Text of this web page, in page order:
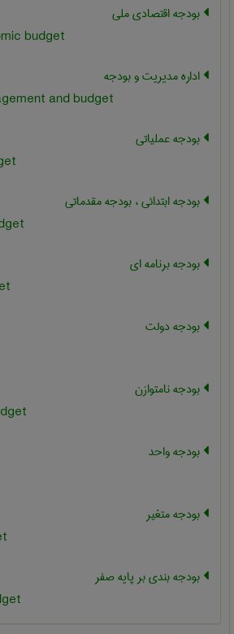
بودجه اقتصادی ملی
budget
اداره مدیریت و بودجه
and budget
بودجه عملیاتی
بودجه ابتدائی ، بودجه مقدماتی
بودجه برنامه ای
بودجه دولت
بودجه نامتوازن
بودجه واحد
بودجه متغیر
بودجه بندی بر پایه صفر